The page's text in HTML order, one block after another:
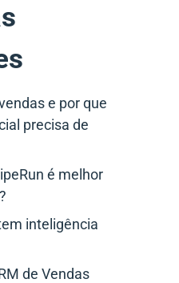
e por que
precisa de
é melhor
inteligência
de Vendas